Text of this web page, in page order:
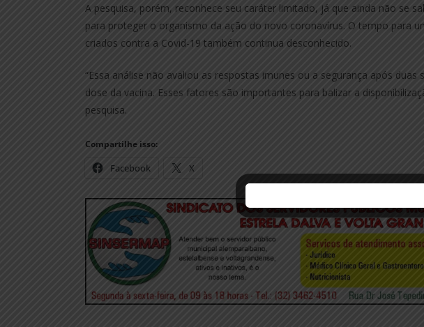
A pesquisa, porém, reconhece seu caráter limitado, já que ainda não se
para proteger o organismo da ação do novo coronavírus. O tempo para
criados contra a Covid-19 também continua desconhecido.
“Essa análise não avaliou as respostas imunes ou a segurança após duas
dose da vacina. Esses fatores são importantes para balizar a
pesquisa.
Compartilhe isso:
Facebook X